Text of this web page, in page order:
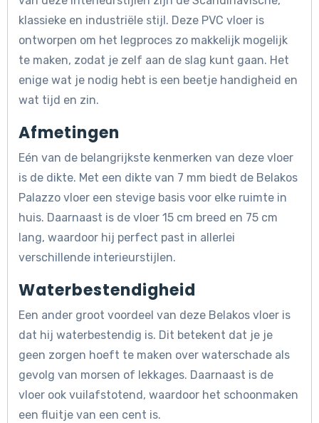
klassieke en industriële stijl. Deze PVC vloer is
ontworpen om het legproces zo makkelijk mogelijk
te maken, zodat je zelf aan de slag kunt gaan. Het
enige wat je nodig hebt is een beetje handigheid en
wat tijd en zin.
Afmetingen
Eén van de belangrijkste kenmerken van deze vloer
is de dikte. Met een dikte van 7 mm biedt de Belakos
Palazzo vloer een stevige basis voor elke ruimte in
huis. Daarnaast is de vloer 15 cm breed en 75 cm
lang, waardoor hij perfect past in allerlei
verschillende interieurstijlen.
Waterbestendigheid
Een ander groot voordeel van deze Belakos vloer is
dat hij waterbestendig is. Dit betekent dat je je
geen zorgen hoeft te maken over waterschade als
gevolg van morsen of lekkages. Daarnaast is de
vloer ook vuilafstotend, waardoor het schoonmaken
een fluitje van een cent is.